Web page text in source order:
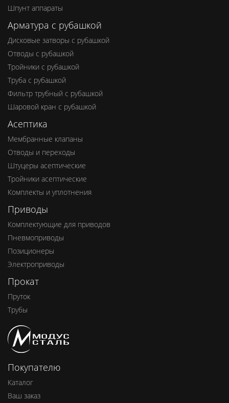
Шпунт аппараты
Арматура с рубашкой
Дисковые затворы с рубашкой
Отводы с рубашкой
Тройники с рубашкой
Труба с рубашкой
Фильтр трубный с рубашкой
Шаровой кран с рубашкой
Асептика
Мембранные клапаны
Отводы и переходы
Штуцеры асептические
Тройники асептические
Комплекты и уплотнения
Приводы
Комплектующие для приводов
Пневмоприводы
Позиционеры
Электроприводы
Прокат
Пруток
Трубы
Покупателю
Каталог
Ваш заказ